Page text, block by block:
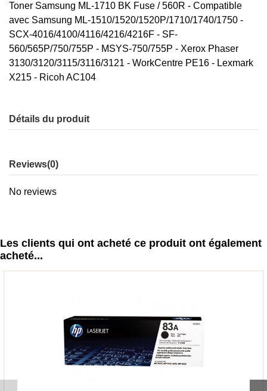
Toner Samsung ML-1710 BK Fuse / 560R - Compatible
avec Samsung ML-1510/1520/1520P/1710/1740/1750 -
SCX-4016/4100/4116/4216/4216F - SF-
560/565P/750/755P - MSYS-750/755P - Xerox Phaser
3130/3120/3115/3116/3121 - WorkCentre PE16 - Lexmark
X215 - Ricoh AC104
Détails du produit
Reviews(0)
No reviews
Les clients qui ont acheté ce produit ont également
acheté...